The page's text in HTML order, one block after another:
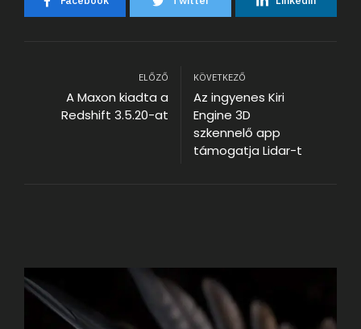
ELŐZŐ
A Maxon kiadta a
Redshift 3.5.20-at
KÖVETKEZŐ
Az ingyenes Kiri
Engine 3D
szkennelő app
támogatja Lidar-t